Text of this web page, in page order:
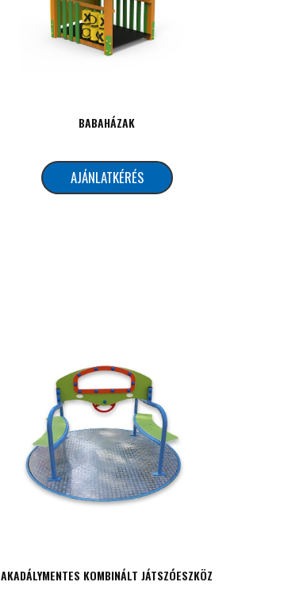
BABAHÁZAK
AJÁNLATKÉRÉS
AKADÁLYMENTES KOMBINÁLT JÁTSZÓESZKÖZ